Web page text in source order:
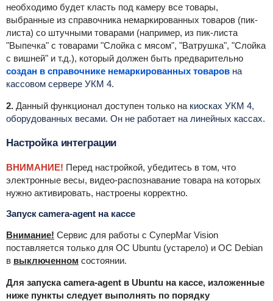
необходимо будет класть под камеру все товары,
выбранные из справочника немаркированных товаров (пик-
листа) со штучными товарами (например, из пик-листа
"Выпечка" с товарами "Слойка с мясом", "Ватрушка", "Слойка
с вишней" и т.д.), который должен быть предварительно
создан в справочнике немаркированных товаровна
кассовом сервере УКМ 4.
2.Данный функционал доступен только на киосках УКМ 4,
оборудованных весами. Он не работает на линейных кассах.
Настройка интеграции
ВНИМАНИЕ! Перед настройкой, убедитесь в том, что
электронные весы, видео-распознавание товара на которых
нужно активировать, настроены корректно.
Запуск camera-agent на кассе
Внимание! Сервис для работы с СуперМаг Vision
поставляется только для ОС Ubuntu (устарело) и ОС Debian
в выключенном состоянии.
Для запуска camera-agent в Ubuntu на кассе, изложенные
ниже пункты следует выполнять по порядку